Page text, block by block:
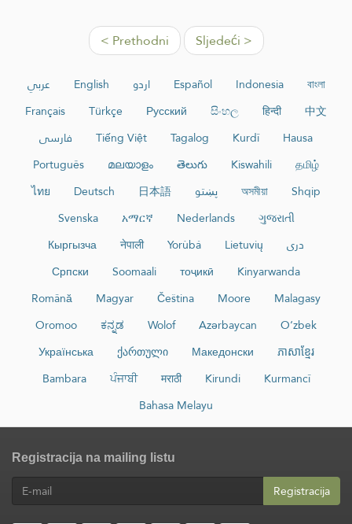
< Prethodni Sljedeći >
عربي English اردو Español Indonesia
বাংলা
Français
Türkçe Русский සිංහල हिन्दी
中文
فارسی
Tiếng Việt Tagalog Kurdî
Hausa
Português
മലയാളം తెలుగు Kiswahili
தமிழ்
ไทย
Deutsch 日本語 پښتو অসমীয়া
Shqip
Svenska
አማርኛ Nederlands
ગુજરાતી
Кыргызча
नेपाली Yorùbá Lietuvių
دری
Српски
Soomaali тоҷикӣ
Kinyarwanda
Română
Magyar Čeština Moore
Malagasy
Oromoo
ಕನ್ನಡ Wolof Azərbaycan
O‘zbek
Українська
ქართული Македонски
ភាសាខ្មែរ
Bambara
ਪੰਜਾਬੀ मराठी Kirundi
Kurmancî
Bahasa Melayu
Registracija na mailing listu
Registracija